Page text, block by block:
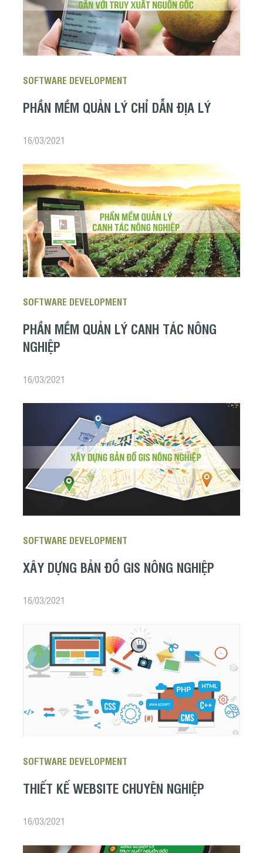
SOFTWARE DEVELOPMENT
PHẦN MỀM QUẢN LÝ CHỈ DẪN ĐỊA LÝ
16/03/2021
SOFTWARE DEVELOPMENT
PHẦN MỀM QUẢN LÝ CANH TÁC NÔNG
NGHIỆP
16/03/2021
SOFTWARE DEVELOPMENT
XÂY DỰNG BẢN ĐỒ GIS NÔNG NGHIỆP
16/03/2021
SOFTWARE DEVELOPMENT
THIẾT KẾ WEBSITE CHUYÊN NGHIỆP
16/03/2021